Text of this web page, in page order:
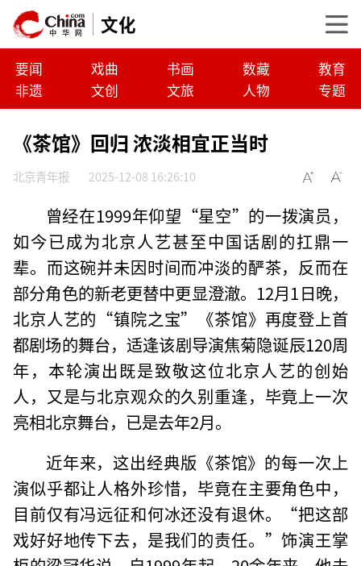
文化
要闻 戏曲 书画 数藏
教育
非遗
文创 文旅 人物 专题
《茶馆》回归 浓淡相宜正当时
北京青年报 2025-12-08 16:26:10
曾经在1999年仰望“星空”的一拨演员，
如今已成为北京人艺甚至中国话剧的扛鼎一
辈。而这碗并未因时间而冲淡的酽茶，反而在
部分角色的新老更替中更显澄澈。12月1日晚，
北京人艺的“镇院之宝”《茶馆》再度登上首
都剧场的舞台，适逢该剧导演焦菊隐诞辰120周
年，本轮演出既是致敬这位北京人艺的创始
人，又是与北京观众的久别重逢，毕竟上一次
亮相北京舞台，已是去年2月。
近年来，这出经典版《茶馆》的每一次上
演似乎都让人格外珍惜，毕竟在主要角色中，
目前仅有冯远征和何冰还没有退休。“把这部
戏好好地传下去，是我们的责任。”饰演王掌